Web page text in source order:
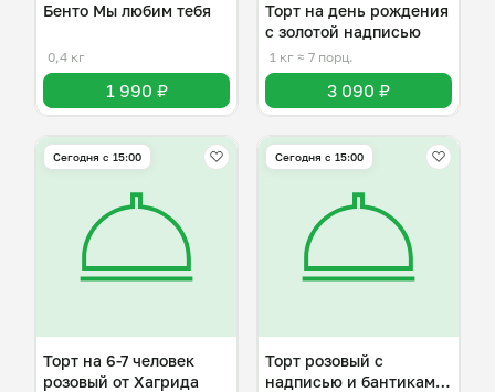
Бенто Мы любим тебя
0,4 кг
1 990 ₽
Торт на день рождения
с золотой надписью
1 кг ≈ 7 порц.
3 090 ₽
Сегодня с 15:00
Торт на 6-7 человек
розовый от Хагрида
Сегодня с 15:00
Торт розовый с
надписью и бантиками